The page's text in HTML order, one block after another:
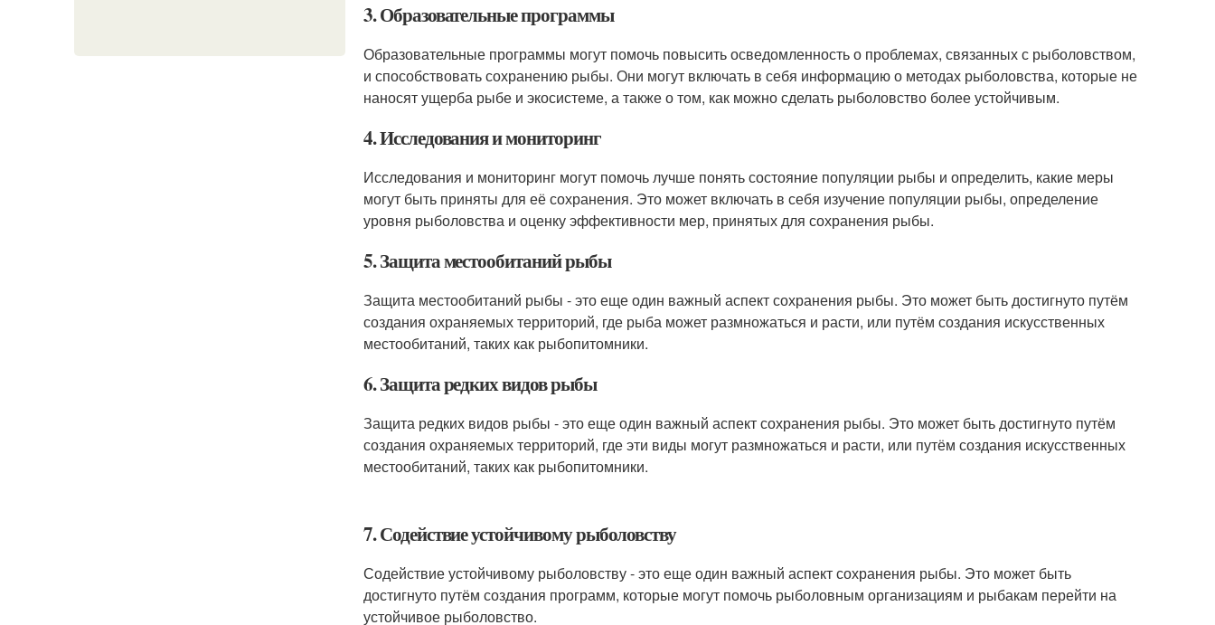
3. Образовательные программы
Образовательные программы могут помочь повысить осведомленность о проблемах, связанных с рыболовством,
и способствовать сохранению рыбы. Они могут включать в себя информацию о методах рыболовства, которые не
наносят ущерба рыбе и экосистеме, а также о том, как можно сделать рыболовство более устойчивым.
4. Исследования и мониторинг
Исследования и мониторинг могут помочь лучше понять состояние популяции рыбы и определить, какие меры
могут быть приняты для её сохранения. Это может включать в себя изучение популяции рыбы, определение
уровня рыболовства и оценку эффективности мер, принятых для сохранения рыбы.
5. Защита местообитаний рыбы
Защита местообитаний рыбы - это еще один важный аспект сохранения рыбы. Это может быть достигнуто путём
создания охраняемых территорий, где рыба может размножаться и расти, или путём создания искусственных
местообитаний, таких как рыбопитомники.
6. Защита редких видов рыбы
Защита редких видов рыбы - это еще один важный аспект сохранения рыбы. Это может быть достигнуто путём
создания охраняемых территорий, где эти виды могут размножаться и расти, или путём создания искусственных
местообитаний, таких как рыбопитомники.
7. Содействие устойчивому рыболовству
Содействие устойчивому рыболовству - это еще один важный аспект сохранения рыбы. Это может быть
достигнуто путём создания программ, которые могут помочь рыболовным организациям и рыбакам перейти на
устойчивое рыболовство.